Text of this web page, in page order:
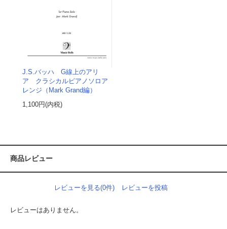
J.S.バッハ G線上のアリ
ア クラシカルピアノソロア
レンジ（Mark Grand編）
1,100円(内税)
商品レビュー
レビューを見る(0件) レビューを投稿
レビューはありません。